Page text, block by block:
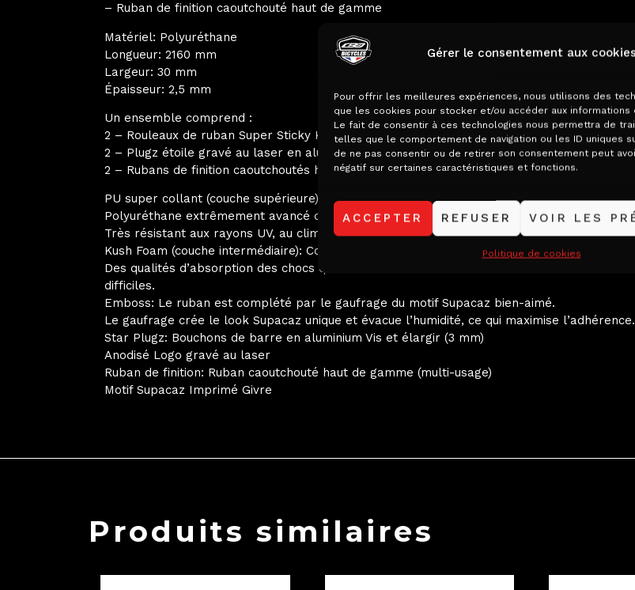
Gérer le consentement aux cookies
Pour offrir les meilleures expériences, nous utilisons des
que les cookies pour stocker et/ou accéder aux informations
Le fait de consentir à ces technologies nous permettra de
telles que le comportement de navigation ou les ID uniques
de ne pas consentir ou de retirer son consentement peut
négatif sur certaines caractéristiques et fonctions.
ACCEPTER REFUSER VOIR LES
Politique de cookies
– Ruban de finition caoutchouté haut de gamme
Matériel: Polyuréthane
Longueur: 2160 mm
Largeur: 30 mm
Épaisseur: 2,5 mm
Un ensemble comprend :
2 – Rouleaux de ruban Super Sticky Kush
2 – Plugz étoile gravé au laser en aluminium (anodisé)
2 – Rubans de finition caoutchoutés haut de gamme
PU super collant (couche supérieure): Sensation de main souple supérieure avec des
Polyuréthane extrêmement avancé qui reste collant dans des conditions humides.
Très résistant aux rayons UV, au climat et à la sueur.
Kush Foam (couche intermédiaire): Composé exclusif qui maximise l’amortissement grâce
Des qualités d’absorption des chocs qui améliorent considérablement la maniabilité du
difficiles.
Emboss: Le ruban est complété par le gaufrage du motif Supacaz bien-aimé.
Le gaufrage crée le look Supacaz unique et évacue l’humidité, ce qui maximise l’adhérence.
Star Plugz: Bouchons de barre en aluminium Vis et élargir (3 mm)
Anodisé Logo gravé au laser
Ruban de finition: Ruban caoutchouté haut de gamme (multi-usage)
Motif Supacaz Imprimé Givre
Produits similaires